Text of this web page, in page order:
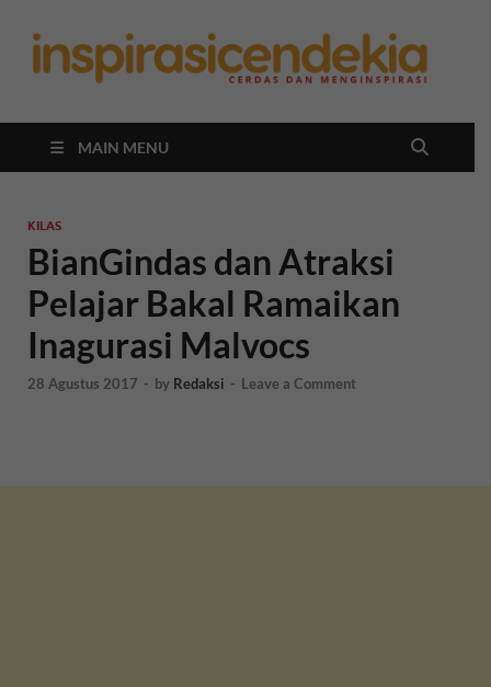
MAIN MENU
KILAS
BianGindas dan Atraksi
Pelajar Bakal Ramaikan
Inagurasi Malvocs
28 Agustus 2017 - by Redaksi - Leave a Comment